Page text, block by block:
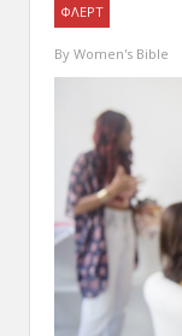
ΦΛΕΡΤ
By Women's Bible